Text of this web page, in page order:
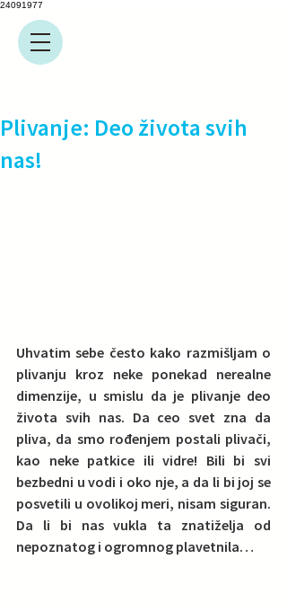
24091977
Plivanje: Deo života svih
nas!
Uhvatim sebe često kako razmišljam o
plivanju kroz neke ponekad nerealne
dimenzije, u smislu da je plivanje deo
života svih nas. Da ceo svet zna da
pliva, da smo rođenjem postali plivači,
kao neke patkice ili vidre! Bili bi svi
bezbedni u vodi i oko nje, a da li bi joj se
posvetili u ovolikoj meri, nisam siguran.
Da li bi nas vukla ta znatiželja od
nepoznatog i ogromnog plavetnila…